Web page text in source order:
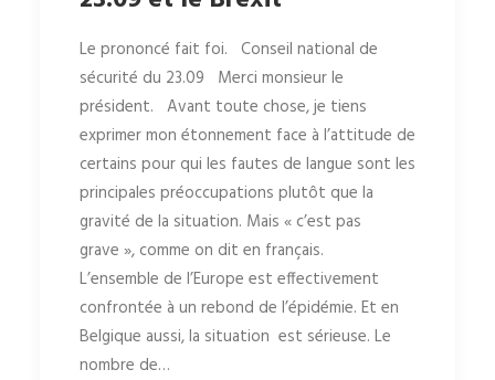
Le prononcé fait foi. Conseil national de
sécurité du 23.09 Merci monsieur le
président. Avant toute chose, je tiens
exprimer mon étonnement face à l’attitude de
certains pour qui les fautes de langue sont les
principales préoccupations plutôt que la
gravité de la situation. Mais « c’est pas
grave », comme on dit en français.
L’ensemble de l’Europe est effectivement
confrontée à un rebond de l’épidémie. Et en
Belgique aussi, la situation est sérieuse. Le
nombre de…